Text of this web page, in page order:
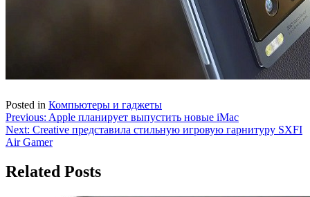
Posted in Компьютеры и гаджеты
Навигация
по
Previous: Apple планирует выпустить новые iMac
Next: Creative представила стильную игровую гарнитуру SXFI
Air Gamer
Related Posts